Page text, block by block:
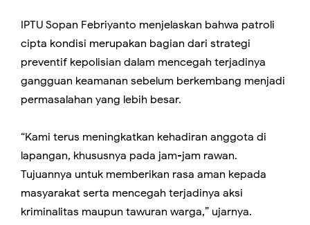
IPTU Sopan Febriyanto menjelaskan bahwa patroli
cipta kondisi merupakan bagian dari strategi
preventif kepolisian dalam mencegah terjadinya
gangguan keamanan sebelum berkembang menjadi
permasalahan yang lebih besar.
“Kami terus meningkatkan kehadiran anggota di
lapangan, khususnya pada jam-jam rawan.
Tujuannya untuk memberikan rasa aman kepada
masyarakat serta mencegah terjadinya aksi
kriminalitas maupun tawuran warga,” ujarnya.